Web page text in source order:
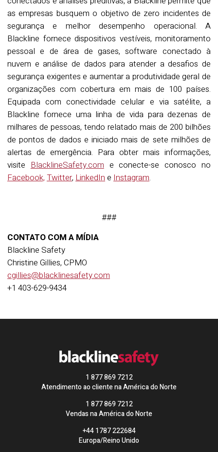
as empresas busquem o objetivo de zero incidentes de
segurança e melhor desempenho operacional. A
Blackline fornece dispositivos vestíveis, monitoramento
pessoal e de área de gases, software conectado à
nuvem e análise de dados para atender a desafios de
segurança exigentes e aumentar a produtividade geral de
organizações com cobertura em mais de 100 países.
Equipada com conectividade celular e via satélite, a
Blackline fornece uma linha de vida para dezenas de
milhares de pessoas, tendo relatado mais de 200 bilhões
de pontos de dados e iniciado mais de sete milhões de
alertas de emergência. Para obter mais informações,
visiteBlacklineSafety.come conecte-se conosco no
Facebook, Twitter, LinkedIne Instagram.
###
CONTATO COM A MÍDIA
Blackline Safety
Christine Gillies, CPMO
cgillies@blacklinesafety.com
+1 403-629-9434
1 877 869 7212
Atendimento ao cliente na América do Norte
1 877 869 7212
Vendas na América do Norte
+44 1787 222684
Europa/Reino Unido